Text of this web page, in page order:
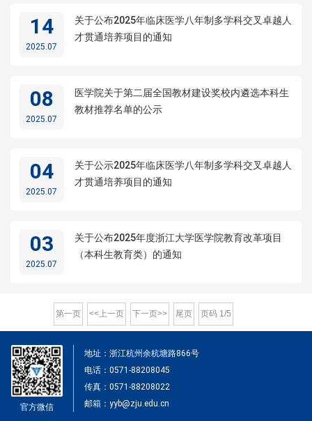
14
2025.07
关于公布2025年临床医学八年制多学科交叉卓越人
才贯通培养项目的通知
08
2025.07
医学院关于第二届全国教材建设奖校内遴选本科生
教材推荐名单的公示
04
2025.07
关于公示2025年临床医学八年制多学科交叉卓越人
才贯通培养项目的通知
03
2025.07
关于公布2025年度浙江大学医学院教育改革项目
（本科生教育类）的通知
第一页 <<上一页 下一页>> 尾页 页码 1 /5
官方微信
地址：浙江杭州余杭塘路866号
电话：0571-88208045
传真：0571-88208022
邮箱：yyb@zju.edu.cn